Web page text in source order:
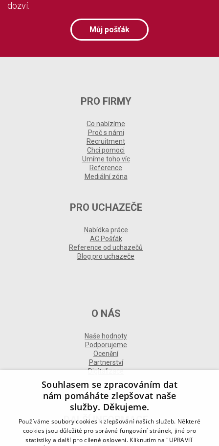
dozví.
Můj pošťák
PRO FIRMY
Co nabízíme
Proč s námi
Recruitment
Chci pomoci
Umíme toho víc
Reference
Mediální zóna
PRO UCHAZEČE
Nabídka práce
AC Pošťák
Reference od uchazečů
Blog pro uchazeče
O NÁS
Naše hodnoty
Podporujeme
Ocenění
Partnerství
Digitalizace
DALŠÍ INFORMACE
Kontakt
Souhlasem se zpracováním dat
nám pomáháte zlepšovat naše
služby. Děkujeme.
Používáme soubory cookies k zlepšování našich služeb. Některé
cookies jsou důležité pro správné fungování stránek, jiné pro
statistiky a další pro cílené oslovení. Kliknutím na "UPRAVIT